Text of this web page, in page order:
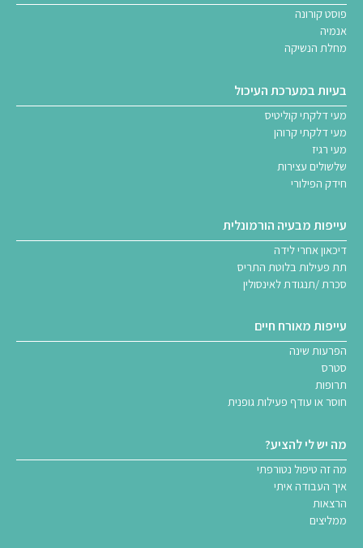
פוסט קורונה
אנמיה
מחלת הנשיקה
בעיות במערכת העיכול
מעי דלקתי קוליטיס
מעי דלקתי קרוהן
מעי רגיז
שלשולים עצירות
חידק הפילורי
עייפות מבעיה הורמונלית
דיכאון אחרי לידה
תת פעילות בלוטת התריס
סכרת /תנגודת לאינסולין
עייפות מאורח חיים
הפרעות שינה
סטרס
תרופות
חוסר או עודף פעילות גופנית
מה יש לי להציע?
מה זה טיפול נטורפתי
איך העבודה איתי
הרצאות
ממליצים